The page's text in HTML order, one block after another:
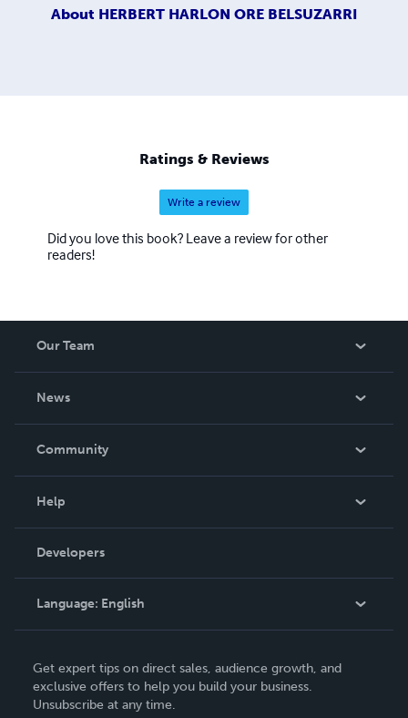
About HERBERT HARLON ORE BELSUZARRI
Ratings & Reviews
Write a review
Did you love this book? Leave a review for other
readers!
Our Team
News
In The News
Community
Podcast
Help
Order Lookup
Knowledge Base
Contact Support
Developers
Language: English
Deutsch
Français
Get expert tips on direct sales, audience growth, and
exclusive offers to help you build your business.
Unsubscribe at any time.